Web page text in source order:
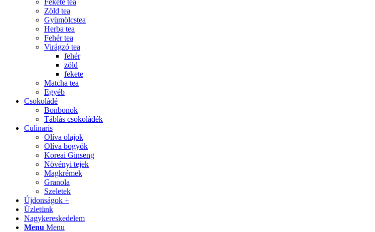
Fekete tea
Zöld tea
Gyümölcstea
Herba tea
Fehér tea
Virágzó tea
fehér
zöld
fekete
Matcha tea
Egyéb
Csokoládé
Bonbonok
Táblás csokoládék
Culinaris
Olíva olajok
Olíva bogyók
Koreai Ginseng
Növényi tejek
Magkrémek
Granola
Szeletek
Újdonságok +
Üzletünk
Nagykereskedelem
Menu Menu